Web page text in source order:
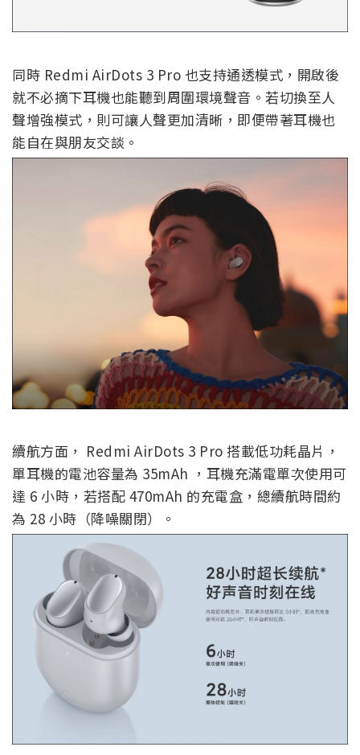
同時 Redmi AirDots 3 Pro 也支持通透模式，開啟後
就不必摘下耳機也能聽到周圍環境聲音。若切換至人
聲增強模式，則可讓人聲更加清晰，即便帶著耳機也
能自在與朋友交談。
續航方面， Redmi AirDots 3 Pro 搭載低功耗晶片，
單耳機的電池容量為 35mAh ，耳機充滿電單次使用可
達 6 小時，若搭配 470mAh 的充電盒，總續航時間約
為 28 小時（降噪關閉）。